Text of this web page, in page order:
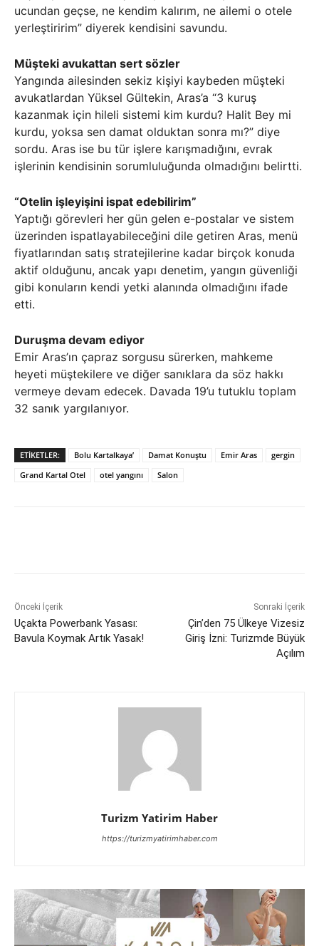
ucundan geçse, ne kendim kalırım, ne ailemi o otele
yerleştiririm” diyerek kendisini savundu.
Müşteki avukattan sert sözler
Yangında ailesinden sekiz kişiyi kaybeden müşteki
avukatlardan Yüksel Gültekin, Aras’a “3 kuruş
kazanmak için hileli sistemi kim kurdu? Halit Bey mi
kurdu, yoksa sen damat olduktan sonra mı?” diye
sordu. Aras ise bu tür işlere karışmadığını, evrak
işlerinin kendisinin sorumluluğunda olmadığını belirtti.
“Otelin işleyişini ispat edebilirim”
Yaptığı görevleri her gün gelen e-postalar ve sistem
üzerinden ispatlayabileceğini dile getiren Aras, menü
fiyatlarından satış stratejilerine kadar birçok konuda
aktif olduğunu, ancak yapı denetim, yangın güvenliği
gibi konuların kendi yetki alanında olmadığını ifade
etti.
Duruşma devam ediyor
Emir Aras’ın çapraz sorgusu sürerken, mahkeme
heyeti müştekilere ve diğer sanıklara da söz hakkı
vermeye devam edecek. Davada 19’u tutuklu toplam
32 sanık yargılanıyor.
ETIKETLER: Bolu Kartalkaya’ Damat Konuştu Emir Aras
gergin
Grand Kartal Otel
otel yangını Salon
Önceki İçerik
Uçakta Powerbank Yasası:
Bavula Koymak Artık Yasak!
Sonraki İçerik
Çin’den 75 Ülkeye Vizesiz
Giriş İzni: Turizmde Büyük
Açılım
Turizm Yatirim Haber
https://turizmyatirimhaber.com